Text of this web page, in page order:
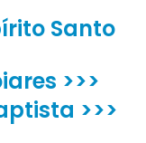
Santo
>>>
>>>